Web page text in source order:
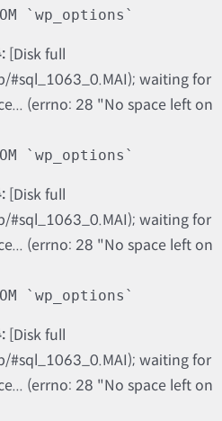
`wp_options`
[Disk full
waiting for
(errno: 28 "No space left on
`wp_options`
[Disk full
waiting for
(errno: 28 "No space left on
`wp_options`
[Disk full
waiting for
(errno: 28 "No space left on